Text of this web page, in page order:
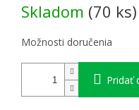
Skladom (70 ks)
Možnosti doručenia
Pridať